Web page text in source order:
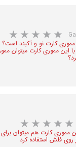
مموری کارت نو و آکبند
این مموری کارت میتوان
مموری کارت هم میتوان